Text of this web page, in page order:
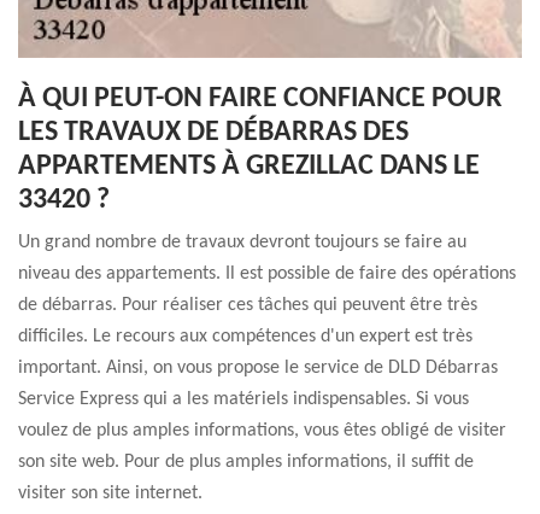
À QUI PEUT-ON FAIRE CONFIANCE POUR
LES TRAVAUX DE DÉBARRAS DES
APPARTEMENTS À GREZILLAC DANS LE
33420 ?
Un grand nombre de travaux devront toujours se faire au
niveau des appartements. Il est possible de faire des opérations
de débarras. Pour réaliser ces tâches qui peuvent être très
difficiles. Le recours aux compétences d'un expert est très
important. Ainsi, on vous propose le service de DLD Débarras
Service Express qui a les matériels indispensables. Si vous
voulez de plus amples informations, vous êtes obligé de visiter
son site web. Pour de plus amples informations, il suffit de
visiter son site internet.